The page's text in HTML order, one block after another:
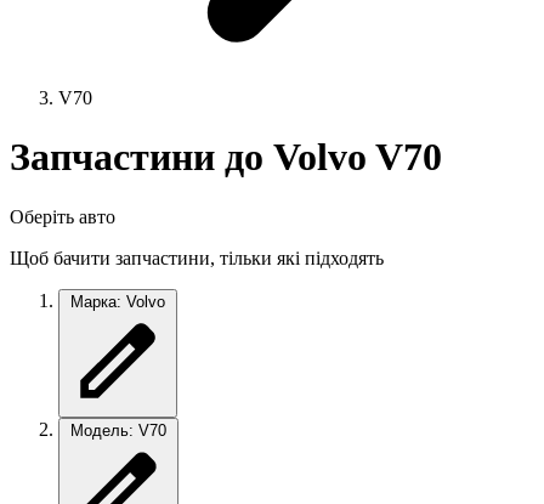
V70
Запчастини до Volvo V70
Оберіть авто
Щоб бачити запчастини, тільки які підходять
Марка: Volvo
Модель: V70